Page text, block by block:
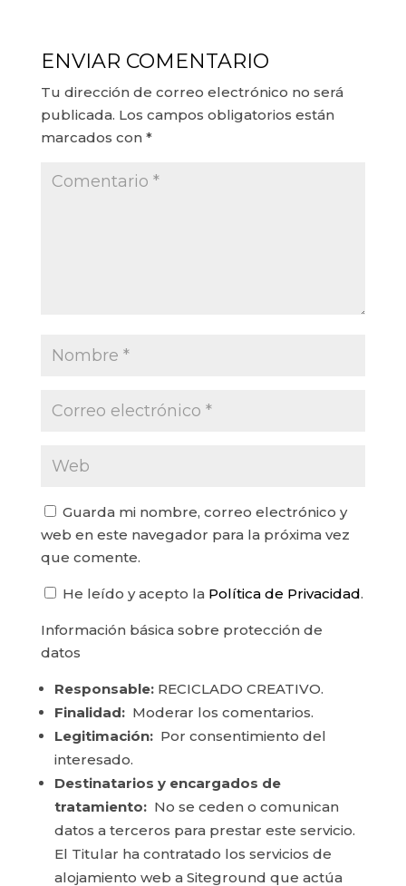
ENVIAR COMENTARIO
Tu dirección de correo electrónico no será
publicada. Los campos obligatorios están
marcados con *
Guarda mi nombre, correo electrónico y
web en este navegador para la próxima vez
que comente.
He leído y acepto la Política de Privacidad.
Información básica sobre protección de
datos
Responsable:RECICLADO CREATIVO.
Finalidad:Moderar los comentarios.
Legitimación:Por consentimiento del
interesado.
Destinatarios y encargados de
tratamiento:No se ceden o comunican
datos a terceros para prestar este servicio.
El Titular ha contratado los servicios de
alojamiento web a Siteground que actúa